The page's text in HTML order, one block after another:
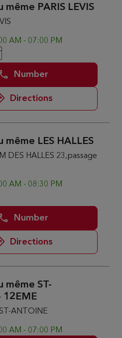
même PARIS LEVIS
AM - 07:00 PM
Number
Directions
même LES HALLES
DES HALLES 23,passage
AM - 08:30 PM
Number
Directions
même ST-
12EME
ANTOINE
AM - 07:00 PM